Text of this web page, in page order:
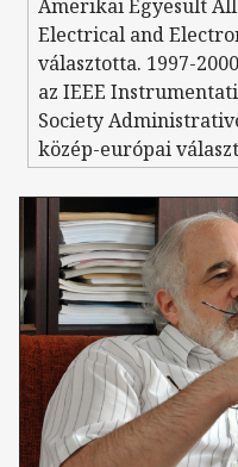
Amerikai Egyesült
Electrical and
választotta. 1997-
az IEEE
Society
közép-európai